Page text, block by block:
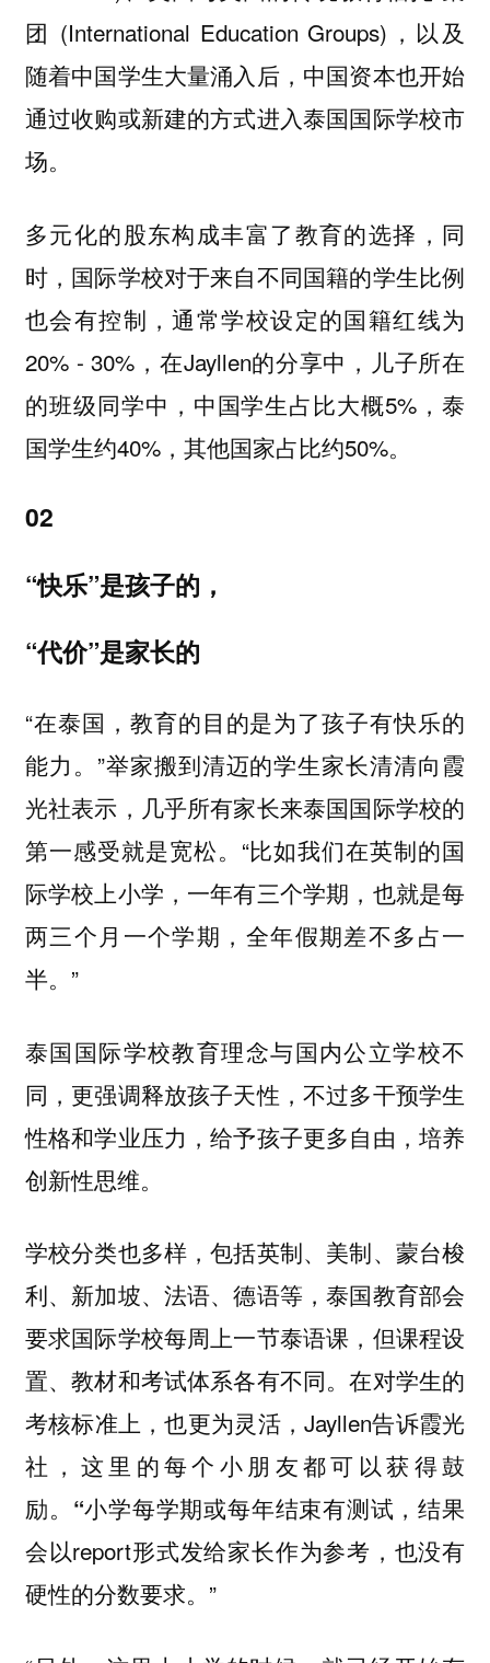
团 (International Education Groups)，以及
随着中国学生大量涌入后，中国资本也开始
通过收购或新建的方式进入泰国国际学校市
场。
多元化的股东构成丰富了教育的选择，同
时，国际学校对于来自不同国籍的学生比例
也会有控制，通常学校设定的国籍红线为
20% - 30%，在Jayllen的分享中，儿子所在
的班级同学中，中国学生占比大概5%，泰
国学生约40%，其他国家占比约50%。
02
“快乐”是孩子的，
“代价”是家长的
“在泰国，教育的目的是为了孩子有快乐的
能力。”举家搬到清迈的学生家长清清向霞
光社表示，几乎所有家长来泰国国际学校的
第一感受就是宽松。“比如我们在英制的国
际学校上小学，一年有三个学期，也就是每
两三个月一个学期，全年假期差不多占一
半。”
泰国国际学校教育理念与国内公立学校不
同，更强调释放孩子天性，不过多干预学生
性格和学业压力，给予孩子更多自由，培养
创新性思维。
学校分类也多样，包括英制、美制、蒙台梭
利、新加坡、法语、德语等，泰国教育部会
要求国际学校每周上一节泰语课，但课程设
置、教材和考试体系各有不同。在对学生的
考核标准上，也更为灵活，Jayllen告诉霞光
社，这里的每个小朋友都可以获得鼓
励。 “小学每学期或每年结束有测试，结果
会以report形式发给家长作为参考，也没有
硬性的分数要求。”